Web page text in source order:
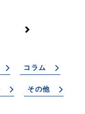
コラム
その他